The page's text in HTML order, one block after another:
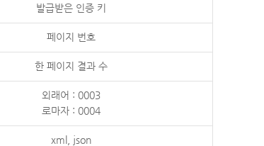
발급받은 인증 키
페이지 번호
한 페이지 결과 수
외래어 : 0003
로마자 : 0004
xml, json